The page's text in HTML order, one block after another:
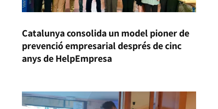
Catalunya consolida un model pioner de
prevenció empresarial després de cinc
anys de HelpEmpresa